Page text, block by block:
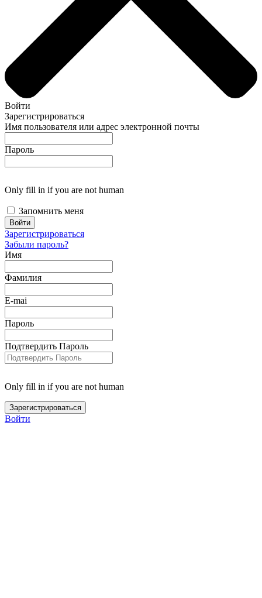
Войти
Зарегистрироваться
Имя пользователя или адрес электронной почты
Пароль
Only fill in if you are not human
Запомнить меня
Зарегистрироваться
Забыли пароль?
Имя
Фамилия
E-mai
Пароль
Подтвердить Пароль
Only fill in if you are not human
Войти